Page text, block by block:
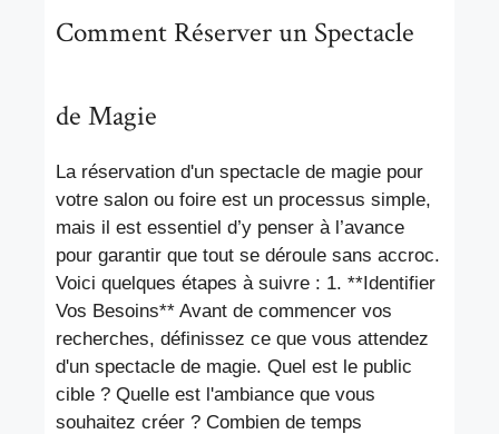
Comment Réserver un Spectacle
de Magie
La réservation d'un spectacle de magie pour
votre salon ou foire est un processus simple,
mais il est essentiel d’y penser à l’avance
pour garantir que tout se déroule sans accroc.
Voici quelques étapes à suivre : 1. **Identifier
Vos Besoins** Avant de commencer vos
recherches, définissez ce que vous attendez
d'un spectacle de magie. Quel est le public
cible ? Quelle est l'ambiance que vous
souhaitez créer ? Combien de temps